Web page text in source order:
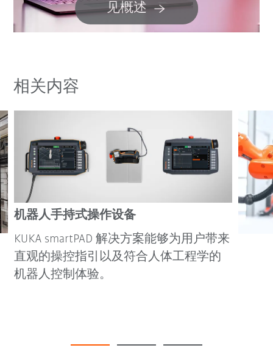
见概述
相关内容
机器人手持式操作设备
KUKA smartPAD 解决方案能够为用户带来
直观的操控指引以及符合人体工程学的
机器人控制体验。